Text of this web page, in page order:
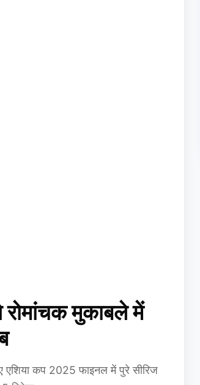
मुकाबले में
कप 2025 फाइनल में पुरे सीरिज